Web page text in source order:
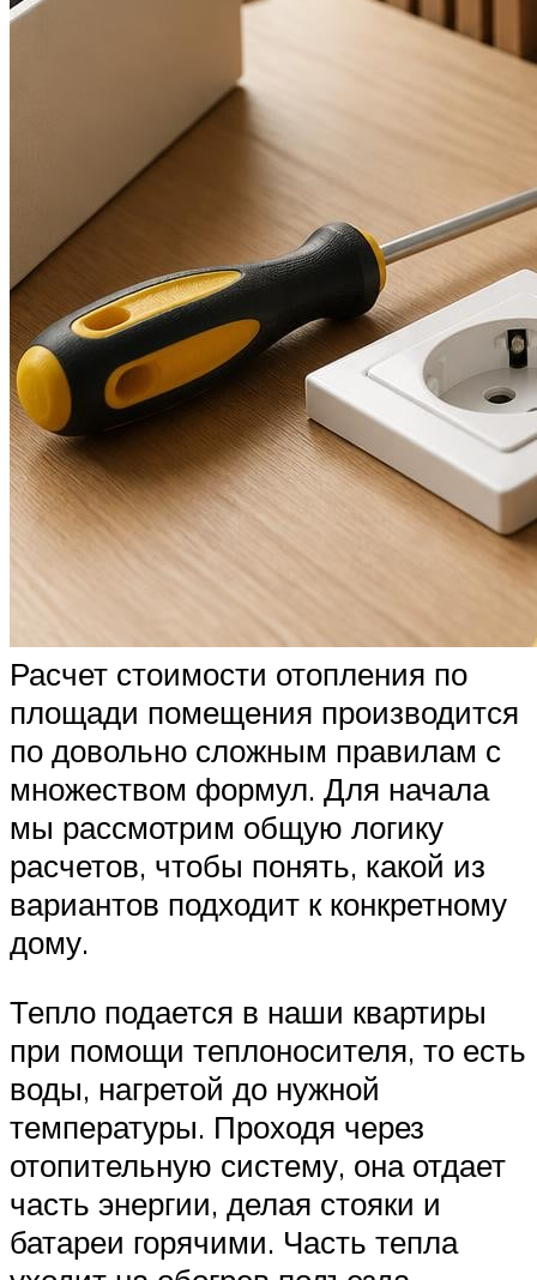
Расчет стоимости отопления по
площади помещения производится
по довольно сложным правилам с
множеством формул. Для начала
мы рассмотрим общую логику
расчетов, чтобы понять, какой из
вариантов подходит к конкретному
дому.
Тепло подается в наши квартиры
при помощи теплоносителя, то есть
воды, нагретой до нужной
температуры. Проходя через
отопительную систему, она отдает
часть энергии, делая стояки и
батареи горячими. Часть тепла